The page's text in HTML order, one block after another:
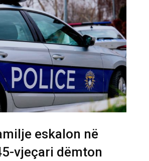
eskalon në
vjeçari dëmton